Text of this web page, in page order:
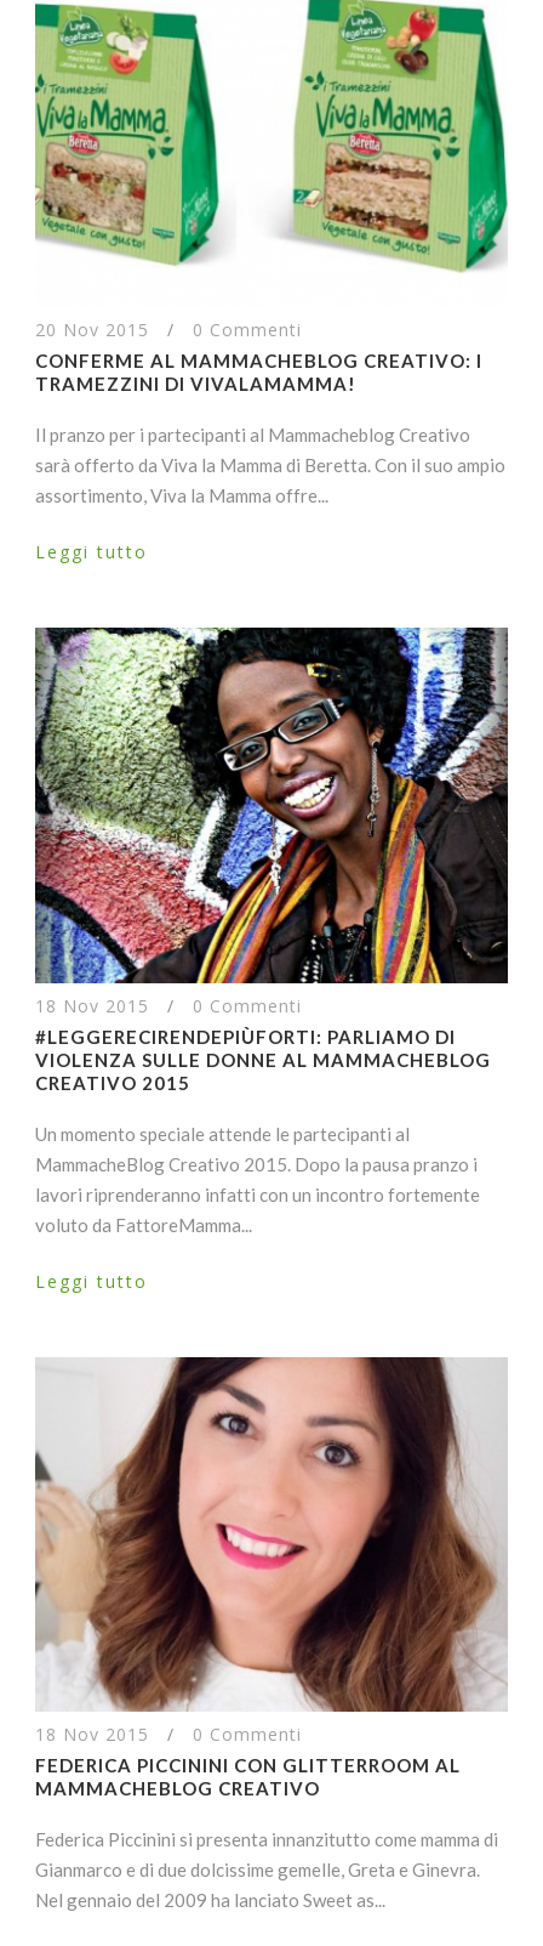
20 Nov 2015 / 0 Commenti
CONFERME AL MAMMACHEBLOG CREATIVO: I
TRAMEZZINI DI VIVALAMAMMA!
Il pranzo per i partecipanti al Mammacheblog Creativo
sarà offerto da Viva la Mamma di Beretta. Con il suo ampio
assortimento, Viva la Mamma offre...
Leggi tutto
18 Nov 2015 / 0 Commenti
#LEGGERECIRENDEPIÙFORTI: PARLIAMO DI
VIOLENZA SULLE DONNE AL MAMMACHEBLOG
CREATIVO 2015
Un momento speciale attende le partecipanti al
MammacheBlog Creativo 2015. Dopo la pausa pranzo i
lavori riprenderanno infatti con un incontro fortemente
voluto da FattoreMamma...
Leggi tutto
18 Nov 2015 / 0 Commenti
FEDERICA PICCININI CON GLITTERROOM AL
MAMMACHEBLOG CREATIVO
Federica Piccinini si presenta innanzitutto come mamma di
Gianmarco e di due dolcissime gemelle, Greta e Ginevra.
Nel gennaio del 2009 ha lanciato Sweet as...